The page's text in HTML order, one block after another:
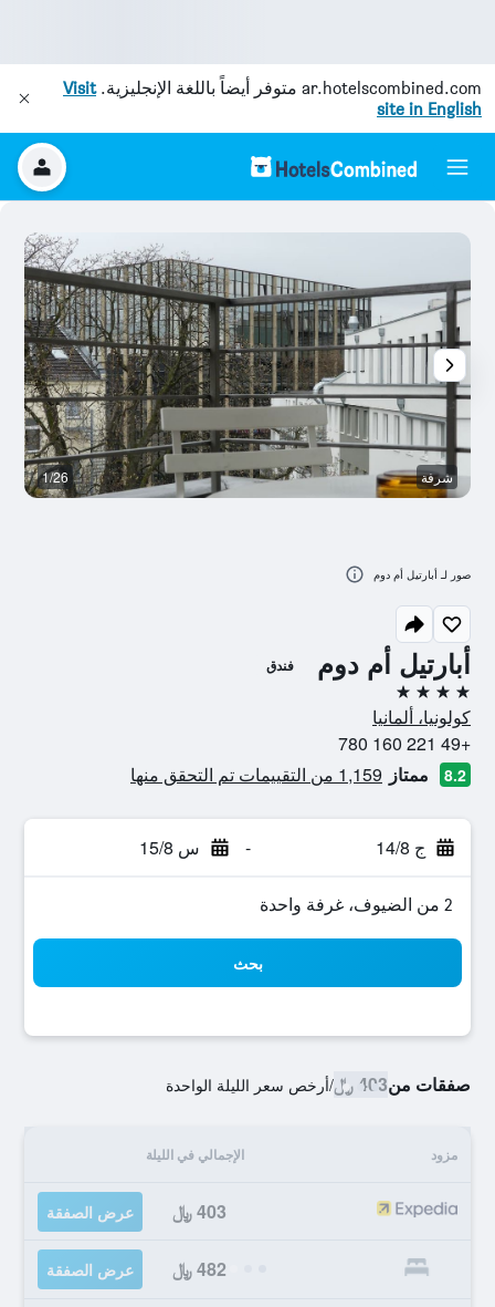
ar.hotelscombined.com متوفر أيضاً باللغة الإنجليزية.Visit
site in English
أبارتيل أم دوم فندق
4 نجوم
كولونيا، ألمانيا
+49 221 160 780
8.2 ممتاز 1,159 من التقييمات تم التحقق منها
ج 14/8 - س 15/8
2 من الضيوف، غرفة واحدة
بحث
صفقات من403 ﷼ /أرخص سعر الليلة الواحدة
مزود الإجمالي في الليلة
403 ﷼ عرض الصفقة
482 ﷼ عرض الصفقة
شرفة 1/26
صور لـ أبارتيل أم دوم